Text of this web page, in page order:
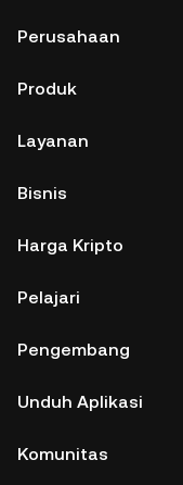
Perusahaan
Produk
Layanan
Bisnis
Harga Kripto
Pelajari
Pengembang
Unduh Aplikasi
Komunitas